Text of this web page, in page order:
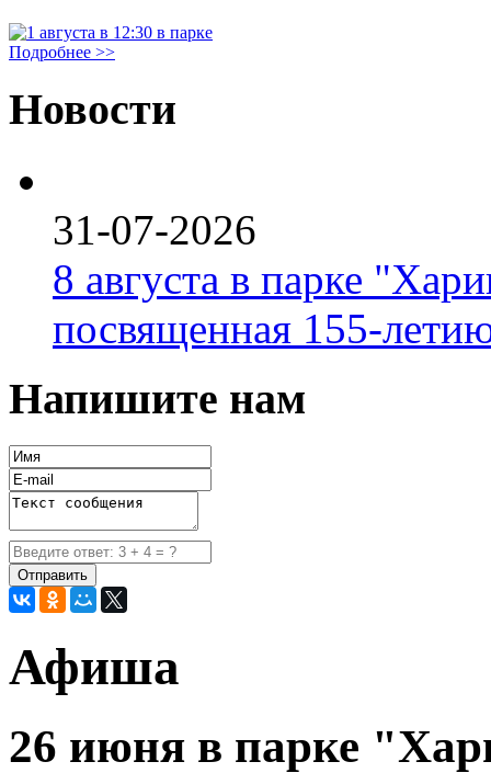
Подробнее >>
Новости
31-07-2026
8 августа в парке
посвященная 155-
Напишите нам
Афиша
26 июня в парке